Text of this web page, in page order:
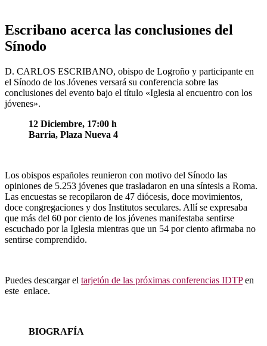
Escribano acerca las conclusiones del
Sínodo
D. CARLOS ESCRIBANO, obispo de Logroño y participante en
el Sínodo de los Jóvenes versará su conferencia sobre las
conclusiones del evento bajo el título «Iglesia al encuentro con los
jóvenes».
12 Diciembre, 17:00 h
Barria, Plaza Nueva 4
Los obispos españoles reunieron con motivo del Sínodo las
opiniones de 5.253 jóvenes que trasladaron en una síntesis a Roma.
Las encuestas se recopilaron de 47 diócesis, doce movimientos,
doce congregaciones y dos Institutos seculares. Allí se expresaba
que más del 60 por ciento de los jóvenes manifestaba sentirse
escuchado por la Iglesia mientras que un 54 por ciento afirmaba no
sentirse comprendido.
Puedes descargar el tarjetón de las próximas conferencias IDTPen
este enlace.
BIOGRAFÍA